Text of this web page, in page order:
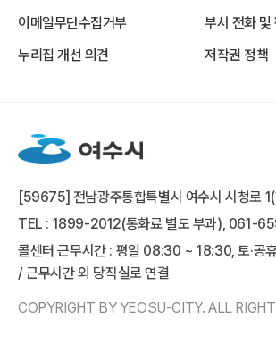
이메일무단수집거부
부서 전화 및
누리집 개선 의견
저작권 정책
[59675] 전남광주통합특별시 여수시 시청로
TEL : 1899-2012(통화료 별도 부과), 061-
콜센터 근무시간 : 평일 08:30 ~ 18:30, 토·
/ 근무시간 외 당직실로 연결
COPYRIGHT BY YEOSU-CITY. ALL